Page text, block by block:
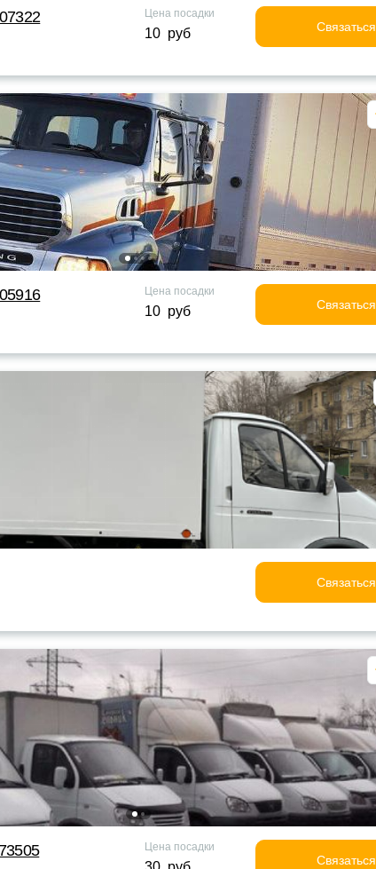
Цена посадки
10 руб Связаться
Цена посадки
10 руб Связаться
Связаться
Цена посадки
Связаться